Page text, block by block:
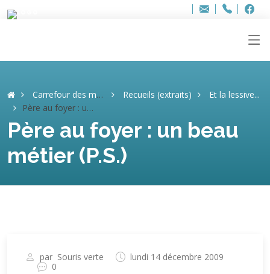
Adresse
info..hâthe..
Tel.
Tel.
Carrefour des mémoires Recueils (extraits)
Et la lessive...
Père au foyer : un beau métier (P.S.)
Père au foyer : un beau
métier (P.S.)
par Souris verte
lundi 14 décembre 2009
0